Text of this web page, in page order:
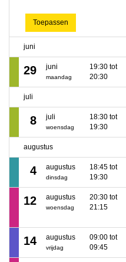
Toepassen
juni
29 juni
maandag
19:30 tot
20:30
juli
8 juli
woensdag
18:30 tot
19:30
augustus
4 augustus
dinsdag
18:45 tot
19:30
12 augustus
woensdag
20:30 tot
21:15
14 augustus
vrijdag
09:00 tot
09:45